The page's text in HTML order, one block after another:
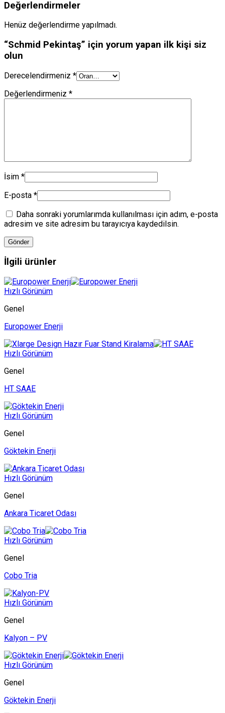
Değerlendirmeler
Henüz değerlendirme yapılmadı.
“Schmid Pekintaş” için yorum yapan ilk kişi siz
olun
Derecelendirmeniz *
Değerlendirmeniz *
İsim *
E-posta *
Daha sonraki yorumlarımda kullanılması için adım, e-posta
adresim ve site adresim bu tarayıcıya kaydedilsin.
İlgili ürünler
Hızlı Görünüm
Genel
Europower Enerji
Hızlı Görünüm
Genel
HT SAAE
Hızlı Görünüm
Genel
Göktekin Enerji
Hızlı Görünüm
Genel
Ankara Ticaret Odası
Hızlı Görünüm
Genel
Cobo Tria
Hızlı Görünüm
Genel
Kalyon – PV
Hızlı Görünüm
Genel
Göktekin Enerji